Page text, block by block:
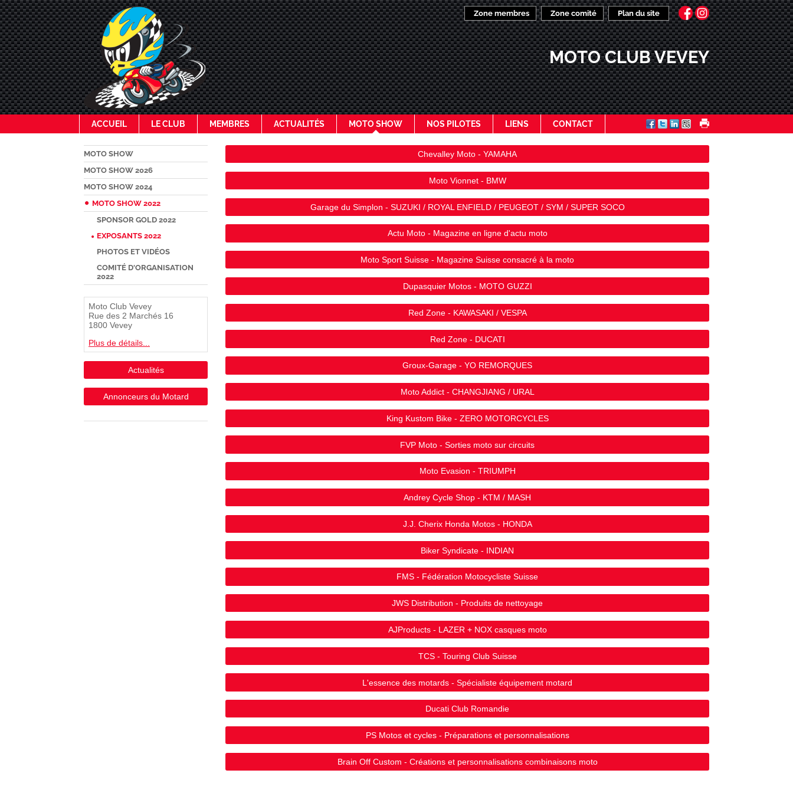
Zone membres Zone comité Plan du site
MOTO CLUB VEVEY
ACCUEIL LE CLUB MEMBRES ACTUALITÉS MOTO SHOW NOS PILOTES LIENS CONTACT
MOTO SHOW
MOTO SHOW 2026
MOTO SHOW 2024
MOTO SHOW 2022
SPONSOR GOLD 2022
EXPOSANTS 2022
PHOTOS ET VIDÉOS
COMITÉ D'ORGANISATION
2022
Moto Club Vevey
Rue des 2 Marchés 16
1800 Vevey
Plus de détails...
Actualités
Annonceurs du Motard
Chevalley Moto - YAMAHA
Moto Vionnet - BMW
Garage du Simplon - SUZUKI / ROYAL ENFIELD / PEUGEOT / SYM / SUPER SOCO
Actu Moto - Magazine en ligne d'actu moto
Moto Sport Suisse - Magazine Suisse consacré à la moto
Dupasquier Motos - MOTO GUZZI
Red Zone - KAWASAKI / VESPA
Red Zone - DUCATI
Groux-Garage - YO REMORQUES
Moto Addict - CHANGJIANG / URAL
King Kustom Bike - ZERO MOTORCYCLES
FVP Moto - Sorties moto sur circuits
Moto Evasion - TRIUMPH
Andrey Cycle Shop - KTM / MASH
J.J. Cherix Honda Motos - HONDA
Biker Syndicate - INDIAN
FMS - Fédération Motocycliste Suisse
JWS Distribution - Produits de nettoyage
AJProducts - LAZER + NOX casques moto
TCS - Touring Club Suisse
L'essence des motards - Spécialiste équipement motard
Ducati Club Romandie
PS Motos et cycles - Préparations et personnalisations
Brain Off Custom - Créations et personnalisations combinaisons moto